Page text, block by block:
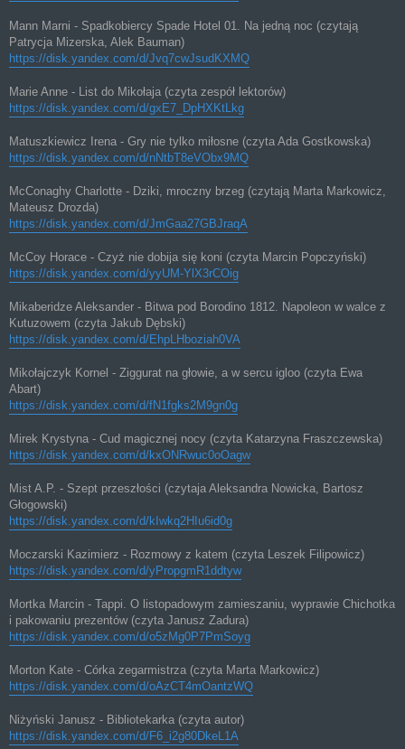
Mann Marni - Spadkobiercy Spade Hotel 01. Na jedną noc (czytają
Patrycja Mizerska, Alek Bauman)
https://disk.yandex.com/d/Jvq7cwJsudKXMQ
Marie Anne - List do Mikołaja (czyta zespół lektorów)
https://disk.yandex.com/d/gxE7_DpHXKtLkg
Matuszkiewicz Irena - Gry nie tylko miłosne (czyta Ada Gostkowska)
https://disk.yandex.com/d/nNtbT8eVObx9MQ
McConaghy Charlotte - Dziki, mroczny brzeg (czytają Marta Markowicz,
Mateusz Drozda)
https://disk.yandex.com/d/JmGaa27GBJraqA
McCoy Horace - Czyż nie dobija się koni (czyta Marcin Popczyński)
https://disk.yandex.com/d/yyUM-YlX3rCOig
Mikaberidze Aleksander - Bitwa pod Borodino 1812. Napoleon w walce z
Kutuzowem (czyta Jakub Dębski)
https://disk.yandex.com/d/EhpLHboziah0VA
Mikołajczyk Kornel - Ziggurat na głowie, a w sercu igloo (czyta Ewa
Abart)
https://disk.yandex.com/d/fN1fgks2M9gn0g
Mirek Krystyna - Cud magicznej nocy (czyta Katarzyna Fraszczewska)
https://disk.yandex.com/d/kxONRwuc0oOagw
Mist A.P. - Szept przeszłości (czytaja Aleksandra Nowicka, Bartosz
Głogowski)
https://disk.yandex.com/d/kIwkq2HIu6id0g
Moczarski Kazimierz - Rozmowy z katem (czyta Leszek Filipowicz)
https://disk.yandex.com/d/yPropgmR1ddtyw
Mortka Marcin - Tappi. O listopadowym zamieszaniu, wyprawie Chichotka
i pakowaniu prezentów (czyta Janusz Zadura)
https://disk.yandex.com/d/o5zMg0P7PmSoyg
Morton Kate - Córka zegarmistrza (czyta Marta Markowicz)
https://disk.yandex.com/d/oAzCT4mOantzWQ
Niżyński Janusz - Bibliotekarka (czyta autor)
https://disk.yandex.com/d/F6_i2g80DkeL1A